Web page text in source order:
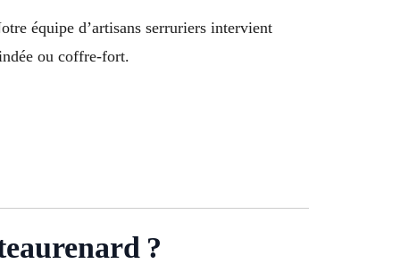
équipe d’artisans serruriers intervient
ou coffre-fort.
?